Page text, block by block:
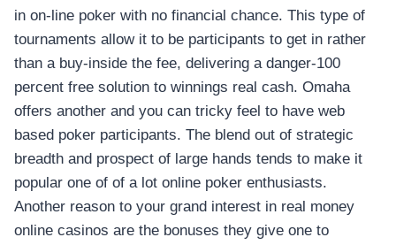
in on-line poker with no financial chance. This type of
tournaments allow it to be participants to get in rather
than a buy-inside the fee, delivering a danger-100
percent free solution to winnings real cash. Omaha
offers another and you can tricky feel to have web
based poker participants. The blend out of strategic
breadth and prospect of large hands tends to make it
popular one of of a lot online poker enthusiasts.
Another reason to your grand interest in real money
online casinos are the bonuses they give one to